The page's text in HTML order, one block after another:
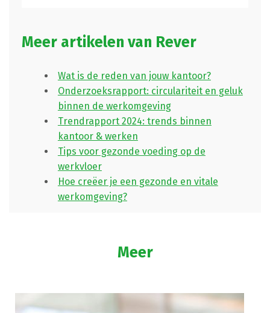
Meer artikelen van Rever
Wat is de reden van jouw kantoor?
Onderzoeksrapport: circulariteit en geluk
binnen de werkomgeving
Trendrapport 2024: trends binnen
kantoor & werken
Tips voor gezonde voeding op de
werkvloer
Hoe creëer je een gezonde en vitale
werkomgeving?
Meer